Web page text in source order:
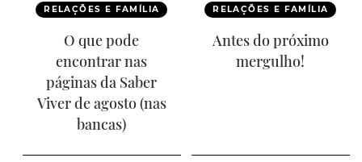
RELAÇÕES E FAMÍLIA
O que pode
encontrar nas
páginas da Saber
Viver de agosto (nas
bancas)
RELAÇÕES E FAMÍLIA
Antes do próximo
mergulho!